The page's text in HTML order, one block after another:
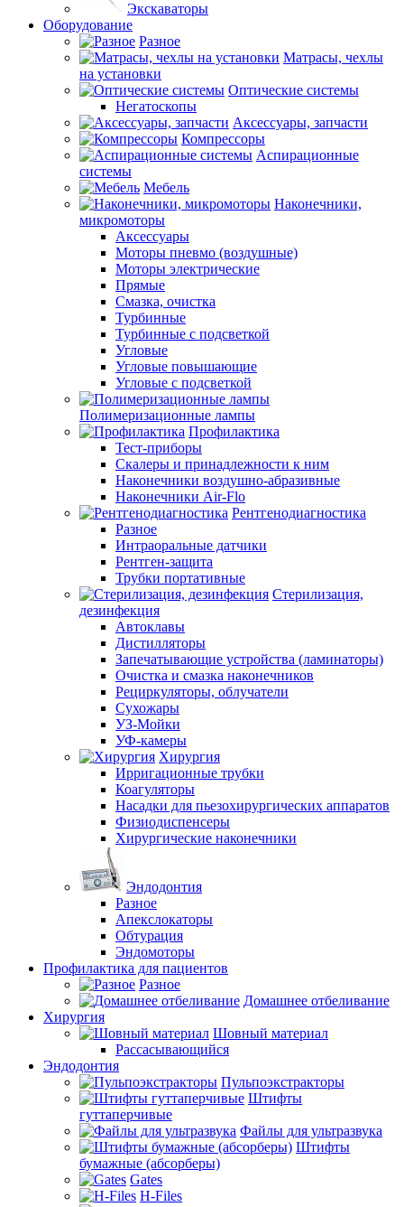
Экскаваторы
Оборудование
Разное
Матрасы, чехлы
на установки
Оптические системы
Негатоскопы
Аксессуары, запчасти
Компрессоры
Аспирационные
системы
Мебель
Наконечники,
микромоторы
Аксессуары
Моторы пневмо (воздушные)
Моторы электрические
Прямые
Смазка, очистка
Турбинные
Турбинные с подсветкой
Угловые
Угловые повышающие
Угловые с подсветкой
Полимеризационные лампы
Профилактика
Тест-приборы
Скалеры и принадлежности к ним
Наконечники воздушно-абразивные
Наконечники Air-Flo
Рентгенодиагностика
Разное
Интраоральные датчики
Рентген-защита
Трубки портативные
Стерилизация,
дезинфекция
Автоклавы
Дистилляторы
Запечатывающие устройства (ламинаторы)
Очистка и смазка наконечников
Рециркуляторы, облучатели
Сухожары
УЗ-Мойки
УФ-камеры
Хирургия
Ирригационные трубки
Коагуляторы
Насадки для пьезохирургических аппаратов
Физиодиспенсеры
Хирургические наконечники
Эндодонтия
Разное
Апекслокаторы
Обтурация
Эндомоторы
Профилактика для пациентов
Разное
Домашнее отбеливание
Хирургия
Шовный материал
Рассасывающийся
Эндодонтия
Пульпоэкстракторы
Штифты
гуттаперчивые
Файлы для ультразвука
Штифты
бумажные (абсорберы)
Gates
H-Files